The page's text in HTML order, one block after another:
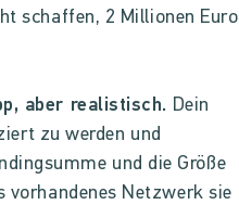
schaffen, 2 Millionen Euro
aber realistisch. Dein
zu werden und
und die Größe
vorhandenes Netzwerk sie